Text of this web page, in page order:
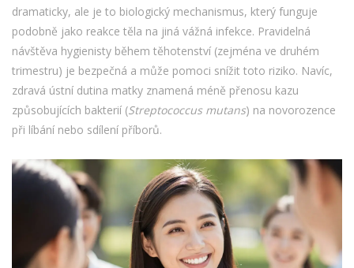
dramaticky, ale je to biologický mechanismus, který funguje
podobně jako reakce těla na jiná vážná infekce. Pravidelná
návštěva hygienisty během těhotenství (zejména ve druhém
trimestru) je bezpečná a může pomoci snížit toto riziko. Navíc,
zdravá ústní dutina matky znamená méně přenosu kazu
způsobujících bakterií (Streptococcus mutans) na novorozence
při líbání nebo sdílení příborů.